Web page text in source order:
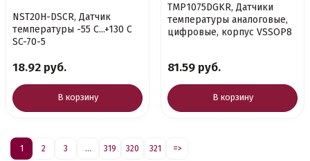
NST20H-DSCR, Датчик
температуры -55 С...+130 С
SC-70-5
18.92 руб.
В корзину
TMP1075DGKR, Датчики
температуры аналоговые,
цифровые, корпус VSSOP8
81.59 руб.
В корзину
1 2 3 ... 319 320 321 =>